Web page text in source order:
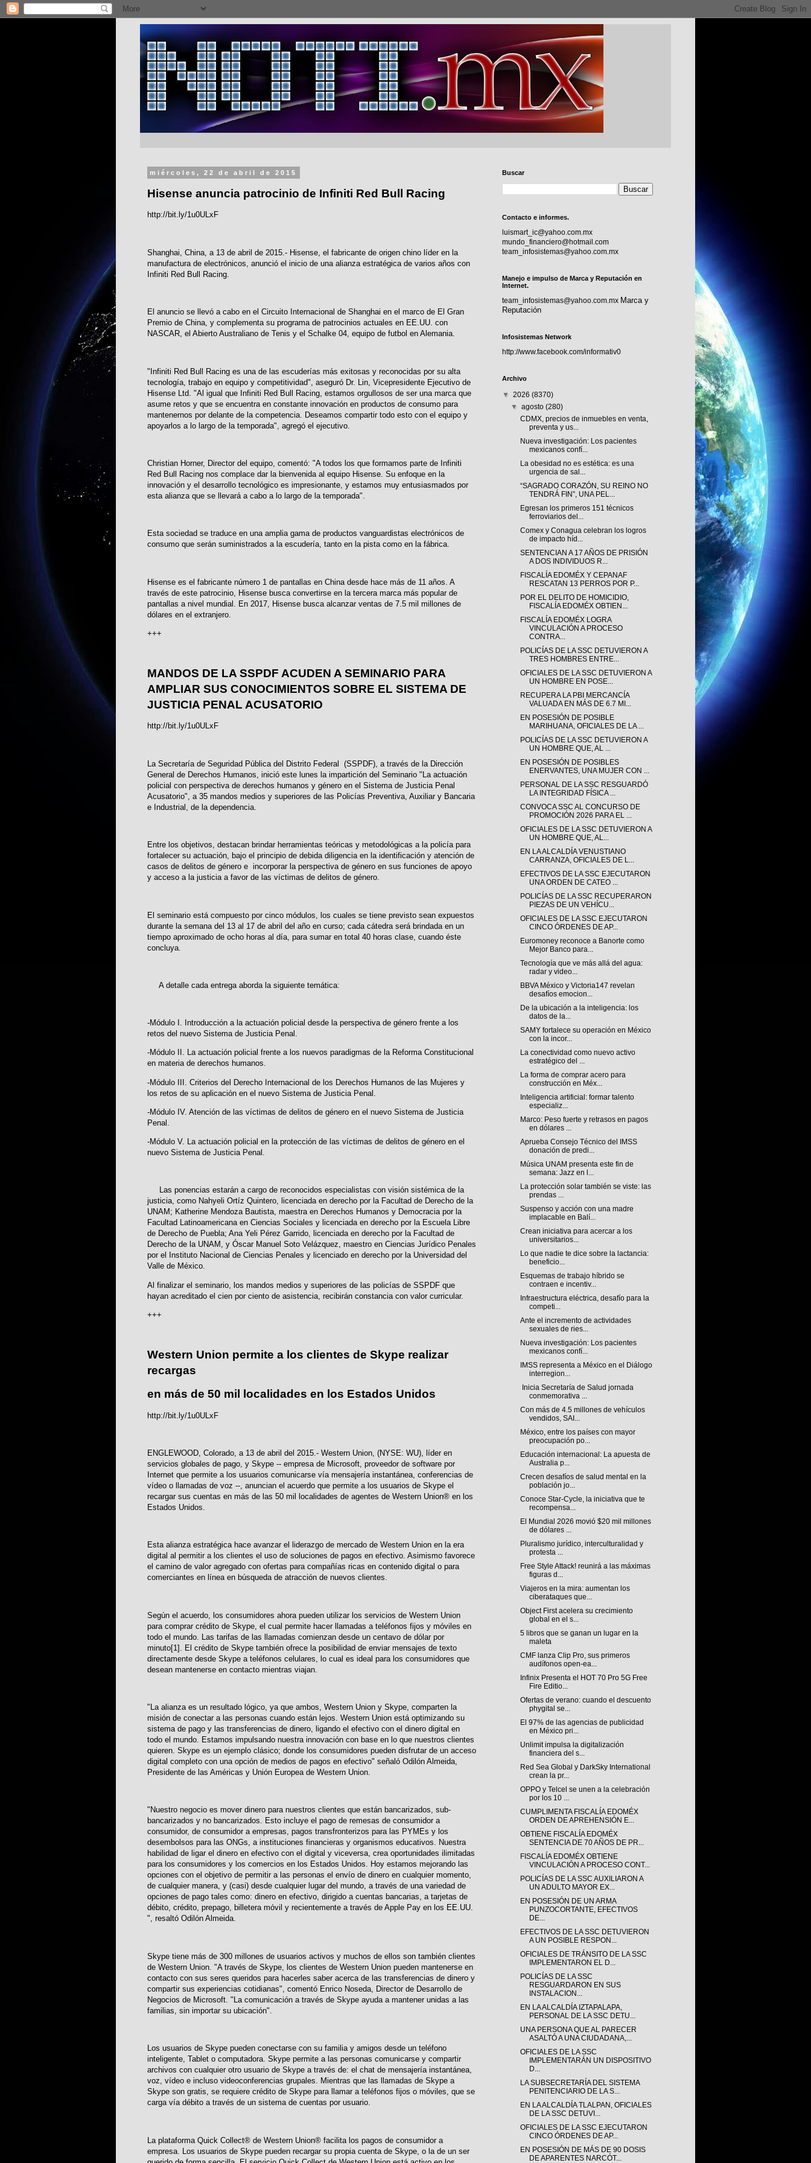
miércoles, 22 de abril de 2015
Hisense anuncia patrocinio de Infiniti Red Bull Racing
http://bit.ly/1u0ULxF
Shanghai, China, a 13 de abril de 2015.- Hisense, el fabricante de origen chino líder en la
manufactura de electrónicos, anunció el inicio de una alianza estratégica de varios años con
Infiniti Red Bull Racing.
El anuncio se llevó a cabo en el Circuito Internacional de Shanghai en el marco de El Gran
Premio de China, y complementa su programa de patrocinios actuales en EE.UU. con
NASCAR, el Abierto Australiano de Tenis y el Schalke 04, equipo de futbol en Alemania.
"Infiniti Red Bull Racing es una de las escuderías más exitosas y reconocidas por su alta
tecnología, trabajo en equipo y competitividad", aseguró Dr. Lin, Vicepresidente Ejecutivo de
Hisense Ltd. "Al igual que Infiniti Red Bull Racing, estamos orgullosos de ser una marca que
asume retos y que se encuentra en constante innovación en productos de consumo para
mantenernos por delante de la competencia. Deseamos compartir todo esto con el equipo y
apoyarlos a lo largo de la temporada", agregó el ejecutivo.
Christian Horner, Director del equipo, comentó: "A todos los que formamos parte de Infiniti
Red Bull Racing nos complace dar la bienvenida al equipo Hisense. Su enfoque en la
innovación y el desarrollo tecnológico es impresionante, y estamos muy entusiasmados por
esta alianza que se llevará a cabo a lo largo de la temporada".
Esta sociedad se traduce en una amplia gama de productos vanguardistas electrónicos de
consumo que serán suministrados a la escudería, tanto en la pista como en la fábrica.
Hisense es el fabricante número 1 de pantallas en China desde hace más de 11 años. A
través de este patrocinio, Hisense busca convertirse en la tercera marca más popular de
pantallas a nivel mundial. En 2017, Hisense busca alcanzar ventas de 7.5 mil millones de
dólares en el extranjero.
+++
MANDOS DE LA SSPDF ACUDEN A SEMINARIO PARA
AMPLIAR SUS CONOCIMIENTOS SOBRE EL SISTEMA DE
JUSTICIA PENAL ACUSATORIO
http://bit.ly/1u0ULxF
La Secretaría de Seguridad Pública del Distrito Federal (SSPDF), a través de la Dirección
General de Derechos Humanos, inició este lunes la impartición del Seminario "La actuación
policial con perspectiva de derechos humanos y género en el Sistema de Justicia Penal
Acusatorio", a 35 mandos medios y superiores de las Policías Preventiva, Auxiliar y Bancaria
e Industrial, de la dependencia.
Entre los objetivos, destacan brindar herramientas teóricas y metodológicas a la policía para
fortalecer su actuación, bajo el principio de debida diligencia en la identificación y atención de
casos de delitos de género e incorporar la perspectiva de género en sus funciones de apoyo
y acceso a la justicia a favor de las víctimas de delitos de género.
El seminario está compuesto por cinco módulos, los cuales se tiene previsto sean expuestos
durante la semana del 13 al 17 de abril del año en curso; cada cátedra será brindada en un
tiempo aproximado de ocho horas al día, para sumar en total 40 horas clase, cuando éste
concluya.
A detalle cada entrega aborda la siguiente temática:
-Módulo I. Introducción a la actuación policial desde la perspectiva de género frente a los
retos del nuevo Sistema de Justicia Penal.
-Módulo II. La actuación policial frente a los nuevos paradigmas de la Reforma Constitucional
en materia de derechos humanos.
-Módulo III. Criterios del Derecho Internacional de los Derechos Humanos de las Mujeres y
los retos de su aplicación en el nuevo Sistema de Justicia Penal.
-Módulo IV. Atención de las víctimas de delitos de género en el nuevo Sistema de Justicia
Penal.
-Módulo V. La actuación policial en la protección de las víctimas de delitos de género en el
nuevo Sistema de Justicia Penal.
Las ponencias estarán a cargo de reconocidos especialistas con visión sistémica de la
justicia, como Nahyeli Ortíz Quintero, licenciada en derecho por la Facultad de Derecho de la
UNAM; Katherine Mendoza Bautista, maestra en Derechos Humanos y Democracia por la
Facultad Latinoamericana en Ciencias Sociales y licenciada en derecho por la Escuela Libre
de Derecho de Puebla; Ana Yeli Pérez Garrido, licenciada en derecho por la Facultad de
Derecho de la UNAM, y Óscar Manuel Soto Velázquez, maestro en Ciencias Jurídico Penales
por el Instituto Nacional de Ciencias Penales y licenciado en derecho por la Universidad del
Valle de México.
Al finalizar el seminario, los mandos medios y superiores de las policías de SSPDF que
hayan acreditado el cien por ciento de asistencia, recibirán constancia con valor curricular.
+++
Western Union permite a los clientes de Skype realizar
recargas
en más de 50 mil localidades en los Estados Unidos
http://bit.ly/1u0ULxF
ENGLEWOOD, Colorado, a 13 de abril del 2015.- Western Union, (NYSE: WU), líder en
servicios globales de pago, y Skype -- empresa de Microsoft, proveedor de software por
Internet que permite a los usuarios comunicarse vía mensajería instantánea, conferencias de
vídeo o llamadas de voz --, anuncian el acuerdo que permite a los usuarios de Skype el
recargar sus cuentas en más de las 50 mil localidades de agentes de Western Union® en los
Estados Unidos.
Esta alianza estratégica hace avanzar el liderazgo de mercado de Western Union en la era
digital al permitir a los clientes el uso de soluciones de pagos en efectivo. Asimismo favorece
el camino de valor agregado con ofertas para compañías ricas en contenido digital o para
comerciantes en línea en búsqueda de atracción de nuevos clientes.
Según el acuerdo, los consumidores ahora pueden utilizar los servicios de Western Union
para comprar crédito de Skype, el cual permite hacer llamadas a teléfonos fijos y móviles en
todo el mundo. Las tarifas de las llamadas comienzan desde un centavo de dólar por
minuto[1]. El crédito de Skype también ofrece la posibilidad de enviar mensajes de texto
directamente desde Skype a teléfonos celulares, lo cual es ideal para los consumidores que
desean mantenerse en contacto mientras viajan.
"La alianza es un resultado lógico, ya que ambos, Western Union y Skype, comparten la
misión de conectar a las personas cuando están lejos. Western Union está optimizando su
sistema de pago y las transferencias de dinero, ligando el efectivo con el dinero digital en
todo el mundo. Estamos impulsando nuestra innovación con base en lo que nuestros clientes
quieren. Skype es un ejemplo clásico; donde los consumidores pueden disfrutar de un acceso
digital completo con una opción de medios de pagos en efectivo" señaló Odilón Almeida,
Presidente de las Américas y Unión Europea de Western Union.
"Nuestro negocio es mover dinero para nuestros clientes que están bancarizados, sub-
bancarizados y no bancarizados. Esto incluye el pago de remesas de consumidor a
consumidor, de consumidor a empresas, pagos transfronterizos para las PYMEs y los
desembolsos para las ONGs, a instituciones financieras y organismos educativos. Nuestra
habilidad de ligar el dinero en efectivo con el digital y viceversa, crea oportunidades ilimitadas
para los consumidores y los comercios en los Estados Unidos. Hoy estamos mejorando las
opciones con el objetivo de permitir a las personas el envío de dinero en cualquier momento,
de cualquier manera, y (casi) desde cualquier lugar del mundo, a través de una variedad de
opciones de pago tales como: dinero en efectivo, dirigido a cuentas bancarias, a tarjetas de
débito, crédito, prepago, billetera móvil y recientemente a través de Apple Pay en los EE.UU.
", resaltó Odilón Almeida.
Skype tiene más de 300 millones de usuarios activos y muchos de ellos son también clientes
de Western Union. "A través de Skype, los clientes de Western Union pueden mantenerse en
contacto con sus seres queridos para hacerles saber acerca de las transferencias de dinero y
compartir sus experiencias cotidianas", comentó Enrico Noseda, Director de Desarrollo de
Negocios de Microsoft. "La comunicación a través de Skype ayuda a mantener unidas a las
familias, sin importar su ubicación".
Los usuarios de Skype pueden conectarse con su familia y amigos desde un teléfono
inteligente, Tablet o computadora. Skype permite a las personas comunicarse y compartir
archivos con cualquier otro usuario de Skype a través de: el chat de mensajería instantánea,
voz, vídeo e incluso videoconferencias grupales. Mientras que las llamadas de Skype a
Skype son gratis, se requiere crédito de Skype para llamar a teléfonos fijos o móviles, que se
carga vía débito a través de un sistema de cuentas por usuario.
La plataforma Quick Collect® de Western Union® facilita los pagos de consumidor a
empresa. Los usuarios de Skype pueden recargar su propia cuenta de Skype, o la de un ser
Buscar
Contacto e informes.
luismart_ic@yahoo.com.mx
mundo_financiero@hotmail.com
team_infosistemas@yahoo.com.mx
Manejo e impulso de Marca y Reputación en
Internet.
team_infosistemas@yahoo.com.mx Marca y
Reputación
Infosistemas Network
http://www.facebook.com/informativ0
Archivo
▼ 2026 (8370)
▼agosto(280)
CDMX, precios de inmuebles en venta,
preventa y us...
Nueva investigación: Los pacientes
mexicanos confí...
La obesidad no es estética: es una
urgencia de sal...
“SAGRADO CORAZÓN, SU REINO NO
TENDRÁ FIN”, UNA PEL...
Egresan los primeros 151 técnicos
ferroviarios del...
Comex y Conagua celebran los logros
de impacto híd...
SENTENCIAN A 17 AÑOS DE PRISIÓN
A DOS INDIVIDUOS R...
FISCALÍA EDOMÉX Y CEPANAF
RESCATAN 13 PERROS POR P...
POR EL DELITO DE HOMICIDIO,
FISCALÍA EDOMÉX OBTIEN...
FISCALÍA EDOMÉX LOGRA
VINCULACIÓN A PROCESO
CONTRA...
POLICÍAS DE LA SSC DETUVIERON A
TRES HOMBRES ENTRE...
OFICIALES DE LA SSC DETUVIERON A
UN HOMBRE EN POSE...
RECUPERA LA PBI MERCANCÍA
VALUADA EN MÁS DE 6.7 MI...
EN POSESIÓN DE POSIBLE
MARIHUANA, OFICIALES DE LA ...
POLICÍAS DE LA SSC DETUVIERON A
UN HOMBRE QUE, AL ...
EN POSESIÓN DE POSIBLES
ENERVANTES, UNA MUJER CON ...
PERSONAL DE LA SSC RESGUARDÓ
LA INTEGRIDAD FÍSICA ...
CONVOCA SSC AL CONCURSO DE
PROMOCIÓN 2026 PARA EL ...
OFICIALES DE LA SSC DETUVIERON A
UN HOMBRE QUE, AL...
EN LA ALCALDÍA VENUSTIANO
CARRANZA, OFICIALES DE L...
EFECTIVOS DE LA SSC EJECUTARON
UNA ORDEN DE CATEO ...
POLICÍAS DE LA SSC RECUPERARON
PIEZAS DE UN VEHÍCU...
OFICIALES DE LA SSC EJECUTARON
CINCO ÓRDENES DE AP...
Euromoney reconoce a Banorte como
Mejor Banco para...
Tecnología que ve más allá del agua:
radar y video...
BBVA México y Victoria147 revelan
desafíos emocion...
De la ubicación a la inteligencia: los
datos de la...
SAMY fortalece su operación en México
con la incor...
La conectividad como nuevo activo
estratégico del ...
La forma de comprar acero para
construcción en Méx...
Inteligencia artificial: formar talento
especializ...
Marco: Peso fuerte y retrasos en pagos
en dólares ...
Aprueba Consejo Técnico del IMSS
donación de predi...
Música UNAM presenta este fin de
semana: Jazz en l...
La protección solar también se viste: las
prendas ...
Suspenso y acción con una madre
implacable en Balí...
Crean iniciativa para acercar a los
universitarios...
Lo que nadie te dice sobre la lactancia:
beneficio...
Esquemas de trabajo híbrido se
contraen e incentiv...
Infraestructura eléctrica, desafío para la
competi...
Ante el incremento de actividades
sexuales de ries...
Nueva investigación: Los pacientes
mexicanos confí...
IMSS representa a México en el Diálogo
interregion...
Inicia Secretaría de Salud jornada
conmemorativa ...
Con más de 4.5 millones de vehículos
vendidos, SAI...
México, entre los países con mayor
preocupación po...
Educación internacional: La apuesta de
Australia p...
Crecen desafíos de salud mental en la
población jo...
Conoce Star-Cycle, la iniciativa que te
recompensa...
El Mundial 2026 movió $20 mil millones
de dólares ...
Pluralismo jurídico, interculturalidad y
protesta ...
Free Style Attack! reunirá a las máximas
figuras d...
Viajeros en la mira: aumentan los
ciberataques que...
Object First acelera su crecimiento
global en el s...
5 libros que se ganan un lugar en la
maleta
CMF lanza Clip Pro, sus primeros
audífonos open-ea...
Infinix Presenta el HOT 70 Pro 5G Free
Fire Editio...
Ofertas de verano: cuando el descuento
phygital se...
El 97% de las agencias de publicidad
en México pri...
Unlimit impulsa la digitalización
financiera del s...
Red Sea Global y DarkSky International
crean la pr...
OPPO y Telcel se unen a la celebración
por los 10 ...
CUMPLIMENTA FISCALÍA EDOMÉX
ORDEN DE APREHENSIÓN E...
OBTIENE FISCALÍA EDOMÉX
SENTENCIA DE 70 AÑOS DE PR...
FISCALÍA EDOMÉX OBTIENE
VINCULACIÓN A PROCESO CONT...
POLICÍAS DE LA SSC AUXILIARON A
UN ADULTO MAYOR EX...
EN POSESIÓN DE UN ARMA
PUNZOCORTANTE, EFECTIVOS
DE...
EFECTIVOS DE LA SSC DETUVIERON
A UN POSIBLE RESPON...
OFICIALES DE TRÁNSITO DE LA SSC
IMPLEMENTARON EL D...
POLICÍAS DE LA SSC
RESGUARDARON EN SUS
INSTALACION...
EN LA ALCALDÍA IZTAPALAPA,
PERSONAL DE LA SSC DETU...
UNA PERSONA QUE AL PARECER
ASALTÓ A UNA CIUDADANA,...
OFICIALES DE LA SSC
IMPLEMENTARÁN UN DISPOSITIVO
D...
LA SUBSECRETARÍA DEL SISTEMA
PENITENCIARIO DE LA S...
EN LA ALCALDÍA TLALPAN, OFICIALES
DE LA SSC DETUVI...
OFICIALES DE LA SSC EJECUTARON
CINCO ÓRDENES DE AP...
EN POSESIÓN DE MÁS DE 90 DOSIS
DE APARENTES NARCÓT...